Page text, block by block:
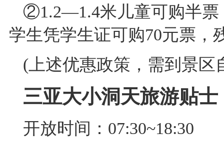
②1.2—1.4米儿童可购半票
学生凭学生证可购70元票，
(上述优惠政策，需到景区
三亚大小洞天旅游贴士
开放时间：07:30~18:30